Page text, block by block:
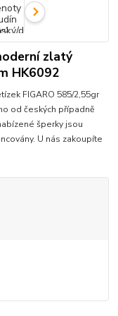
zlatý
HK6092
FIGARO 585/2,55gr
od českých případně
šperky jsou
U nás zakoupíte